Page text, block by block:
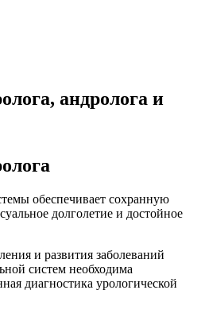
андролога и
обеспечивает сохранную
долголетие и достойное
и развития заболеваний
систем необходима
диагностика урологической